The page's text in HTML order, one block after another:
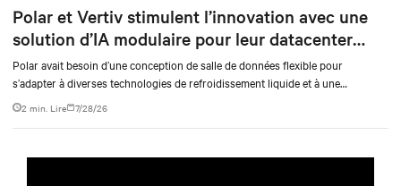
Polar et Vertiv stimulent l’innovation avec une
solution d’IA modulaire pour leur datacenter
DRA01 en Norvège
Polar avait besoin d’une conception de salle de données flexible pour
s’adapter à diverses technologies de refroidissement liquide et à une
expansion future, tout en permettant un fonctionnement continu. La solution
devait s’intégrer de manière transparente à leur infrastructure existante tout
2 min. Lire 7/28/26